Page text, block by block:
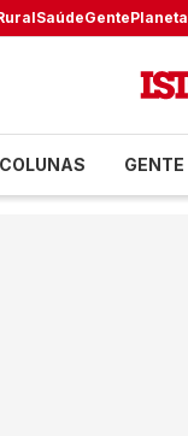
SaúdeGentePlaneta
COLUNAS GENTE